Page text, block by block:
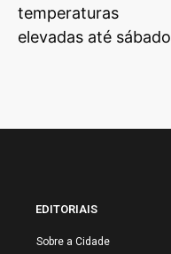
temperaturas
elevadas até sábado
EDITORIAIS
Sobre a Cidade